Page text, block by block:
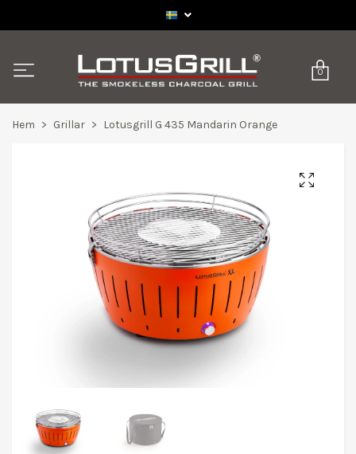
0
Hem Grillar Lotusgrill G 435 Mandarin Orange